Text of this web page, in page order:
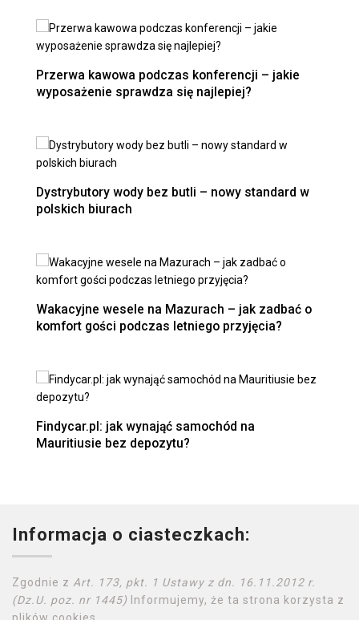
Przerwa kawowa podczas konferencji – jakie
wyposażenie sprawdza się najlepiej?
Dystrybutory wody bez butli – nowy standard w
polskich biurach
Wakacyjne wesele na Mazurach – jak zadbać o
komfort gości podczas letniego przyjęcia?
Findycar.pl: jak wynająć samochód na
Mauritiusie bez depozytu?
Informacja o ciasteczkach:
Zgodnie z Art. 173, pkt. 1 Ustawy z dn. 16.11.2012 r.
(Dz.U. poz. nr 1445) Informujemy, że ta strona korzysta z